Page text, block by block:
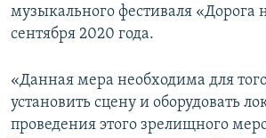
музыкального фестиваля «Дорога
сентября 2020 года.
«Данная мера необходима для
установить сцену и оборудовать
проведения этого зрелищного